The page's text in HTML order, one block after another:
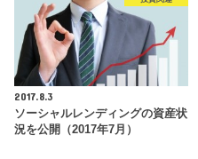
2017.8.3
ソーシャルレンディングの資産状
況を公開（2017年7月）